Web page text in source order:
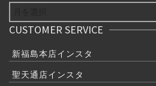
CUSTOMER SERVICE
新福島本店インスタ
聖天通店インスタ